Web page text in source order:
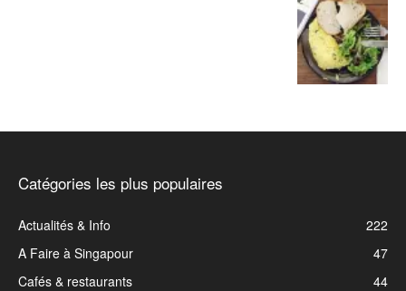
Catégories les plus populaires
Actualités & Info
222
A Faire à Singapour
47
Cafés & restaurants
44